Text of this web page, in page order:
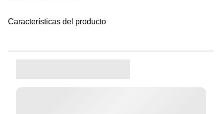
Características del producto